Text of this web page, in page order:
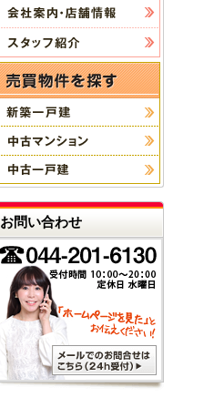
お問い合わせ